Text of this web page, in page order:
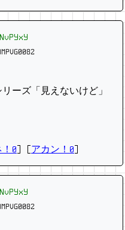
ーズ「見えないけど」
！0 アカン！0